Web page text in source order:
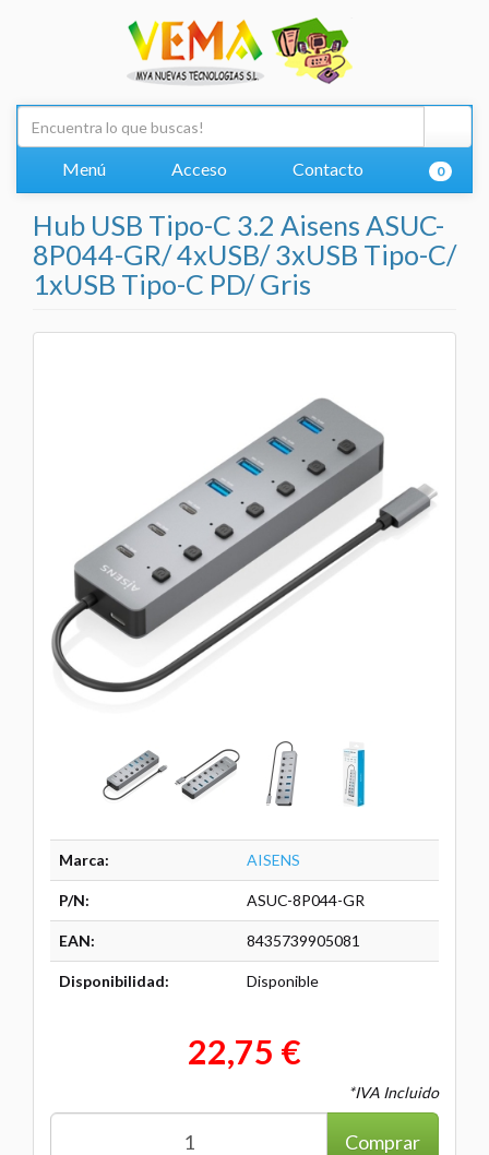
Menú Acceso Contacto 0
Hub USB Tipo-C 3.2 Aisens ASUC-
8P044-GR/ 4xUSB/ 3xUSB Tipo-C/
1xUSB Tipo-C PD/ Gris
Marca: AISENS
P/N: ASUC-8P044-GR
EAN: 8435739905081
Disponibilidad: Disponible
22,75 €
*IVA Incluido
Comprar